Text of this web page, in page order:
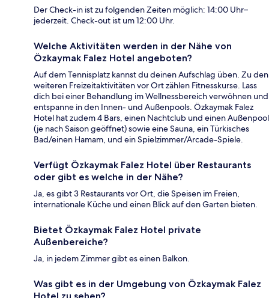
Der Check-in ist zu folgenden Zeiten möglich: 14:00 Uhr–
jederzeit. Check-out ist um 12:00 Uhr.
Welche Aktivitäten werden in der Nähe von
Özkaymak Falez Hotel angeboten?
Auf dem Tennisplatz kannst du deinen Aufschlag üben. Zu den
weiteren Freizeitaktivitäten vor Ort zählen Fitnesskurse. Lass
dich bei einer Behandlung im Wellnessbereich verwöhnen und
entspanne in den Innen- und Außenpools. Özkaymak Falez
Hotel hat zudem 4 Bars, einen Nachtclub und einen Außenpool
(je nach Saison geöffnet) sowie eine Sauna, ein Türkisches
Bad/einen Hamam, und ein Spielzimmer/Arcade-Spiele.
Verfügt Özkaymak Falez Hotel über Restaurants
oder gibt es welche in der Nähe?
Ja, es gibt 3 Restaurants vor Ort, die Speisen im Freien,
internationale Küche und einen Blick auf den Garten bieten.
Bietet Özkaymak Falez Hotel private
Außenbereiche?
Ja, in jedem Zimmer gibt es einen Balkon.
Was gibt es in der Umgebung von Özkaymak Falez